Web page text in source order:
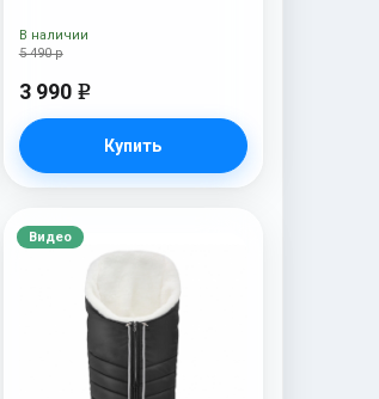
5 490 р
3 990 e
Купить
В наличии
Видео